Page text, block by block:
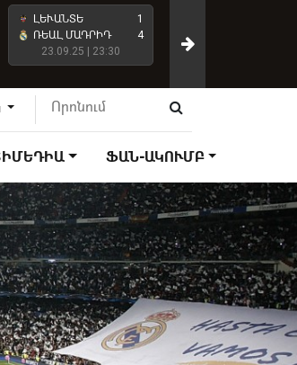
ԼԵՒԱՆՏԵ
1
ՌԵԱԼ ՄԱԴՐԻԴ
4
23.09.25 | 23:30
ՌԵԱԼ ՄԱԴՐԻԴ
ՖԱՆ-ԱԿՈՒՄԲ